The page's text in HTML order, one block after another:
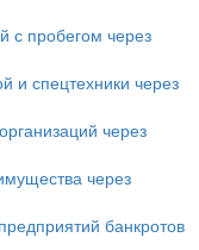
с пробегом через
и спецтехники через
через
через
банкротов